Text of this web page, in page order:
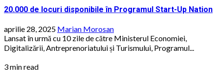
20.000 de locuri disponibile în Programul Start-Up Nation
aprilie 28, 2025 Marian Morosan
Lansat în urmă cu 10 zile de către Ministerul Economiei,
Digitalizării, Antreprenoriatului și Turismului, Programul...
3 min read